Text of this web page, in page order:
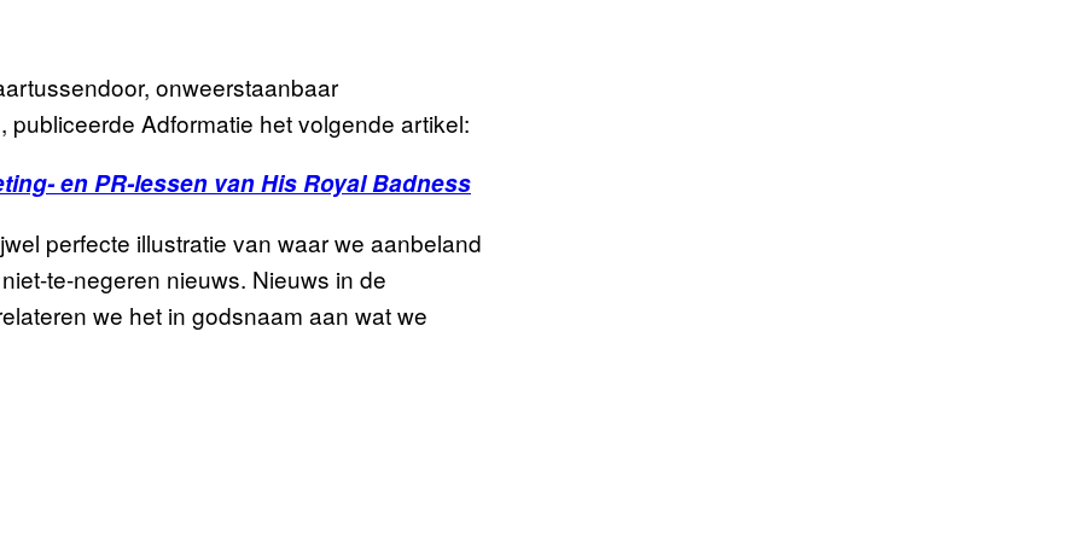
onweerstaanbaar
Adformatie het volgende artikel:
en PR-lessen van His Royal Badness
perfecte illustratie van waar we aanbeland
te-negeren nieuws. Nieuws in de
we het in godsnaam aan wat we